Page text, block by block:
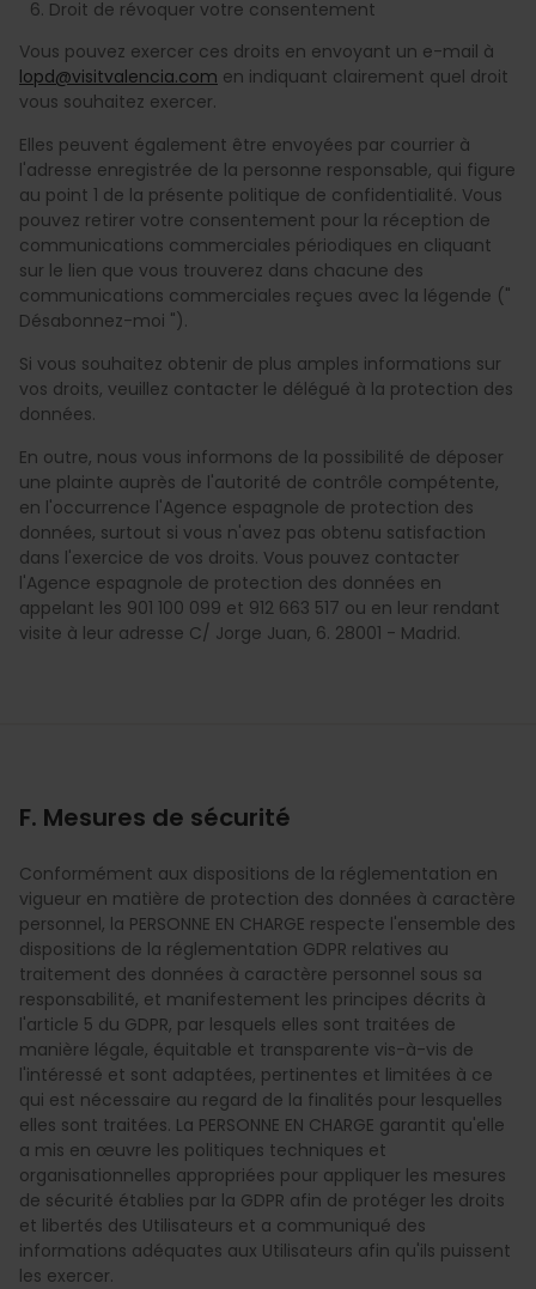
Droit de révoquer votre consentement
Vous pouvez exercer ces droits en envoyant un e-mail à
lopd@visitvalencia.com en indiquant clairement quel droit
vous souhaitez exercer.
Elles peuvent également être envoyées par courrier à
l'adresse enregistrée de la personne responsable, qui figure
au point 1 de la présente politique de confidentialité. Vous
pouvez retirer votre consentement pour la réception de
communications commerciales périodiques en cliquant
sur le lien que vous trouverez dans chacune des
communications commerciales reçues avec la légende ("
Désabonnez-moi ").
Si vous souhaitez obtenir de plus amples informations sur
vos droits, veuillez contacter le délégué à la protection des
données.
En outre, nous vous informons de la possibilité de déposer
une plainte auprès de l'autorité de contrôle compétente,
en l'occurrence l'Agence espagnole de protection des
données, surtout si vous n'avez pas obtenu satisfaction
dans l'exercice de vos droits. Vous pouvez contacter
l'Agence espagnole de protection des données en
appelant les 901 100 099 et 912 663 517 ou en leur rendant
visite à leur adresse C/ Jorge Juan, 6. 28001 - Madrid.
F. Mesures de sécurité
Conformément aux dispositions de la réglementation en
vigueur en matière de protection des données à caractère
personnel, la PERSONNE EN CHARGE respecte l'ensemble des
dispositions de la réglementation GDPR relatives au
traitement des données à caractère personnel sous sa
responsabilité, et manifestement les principes décrits à
l'article 5 du GDPR, par lesquels elles sont traitées de
manière légale, équitable et transparente vis-à-vis de
l'intéressé et sont adaptées, pertinentes et limitées à ce
qui est nécessaire au regard de la finalités pour lesquelles
elles sont traitées. La PERSONNE EN CHARGE garantit qu'elle
a mis en œuvre les politiques techniques et
organisationnelles appropriées pour appliquer les mesures
de sécurité établies par la GDPR afin de protéger les droits
et libertés des Utilisateurs et a communiqué des
informations adéquates aux Utilisateurs afin qu'ils puissent
les exercer.